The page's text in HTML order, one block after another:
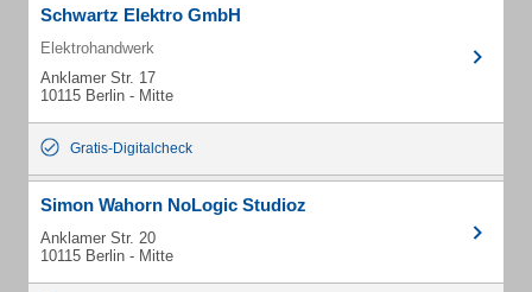
Schwartz Elektro GmbH
Elektrohandwerk
Anklamer Str. 17
10115 Berlin - Mitte
Gratis-Digitalcheck
Simon Wahorn NoLogic Studioz
Anklamer Str. 20
10115 Berlin - Mitte